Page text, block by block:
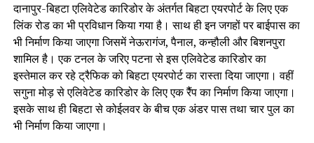
दानापुर-बिहटा एलिवेटेड कारिडोर के अंतर्गत बिहटा एयरपोर्ट के लिए एक
लिंक रोड का भी प्रविधान किया गया है। साथ ही इन जगहों पर बाईपास का
भी निर्माण किया जाएगा जिसमें नेऊरागंज, पैनाल, कन्हौली और बिशनपुरा
शामिल है। एक टनल के जरिए पटना से इस एलिवेटेड कारिडोर का
इस्तेमाल कर रहे ट्रैफिक को बिहटा एयरपोर्ट का रास्ता दिया जाएगा। वहीं
सगुना मोड़ से एलिवेटेड कारिडोर के लिए एक रैैंप का निर्माण किया जाएगा।
इसके साथ ही बिहटा से कोईलवर के बीच एक अंडर पास तथा चार पुल का
भी निर्माण किया जाएगा।